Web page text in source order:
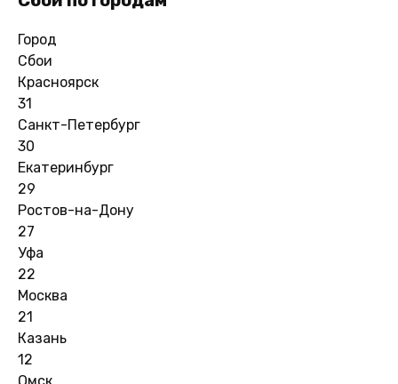
Город
Сбои
Красноярск
31
Санкт-Петербург
30
Екатеринбург
29
Ростов-на-Дону
27
Уфа
22
Москва
21
Казань
12